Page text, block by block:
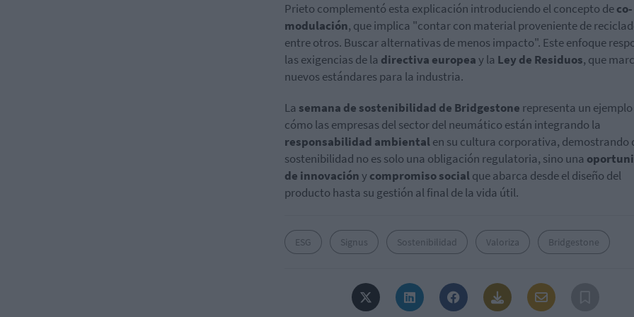
Prieto complementó esta explicación introduciendo el concepto deco-
modulación, que implica "contar con material proveniente de
entre otros. Buscar alternativas de menos impacto". Este enfoque
las exigencias de la directiva europeay la Ley de Residuos, que
nuevos estándares para la industria.
La semana de sostenibilidad de Bridgestone representa un
cómo las empresas del sector del neumático están integrando la
responsabilidad ambientalen su cultura corporativa, demostrando
sostenibilidad no es solo una obligación regulatoria, sino una
de innovaciónycompromiso socialque abarca desde el diseño del
producto hasta su gestión al final de la vida útil.
ESG Signus Sostenibilidad Valoriza Bridgestone